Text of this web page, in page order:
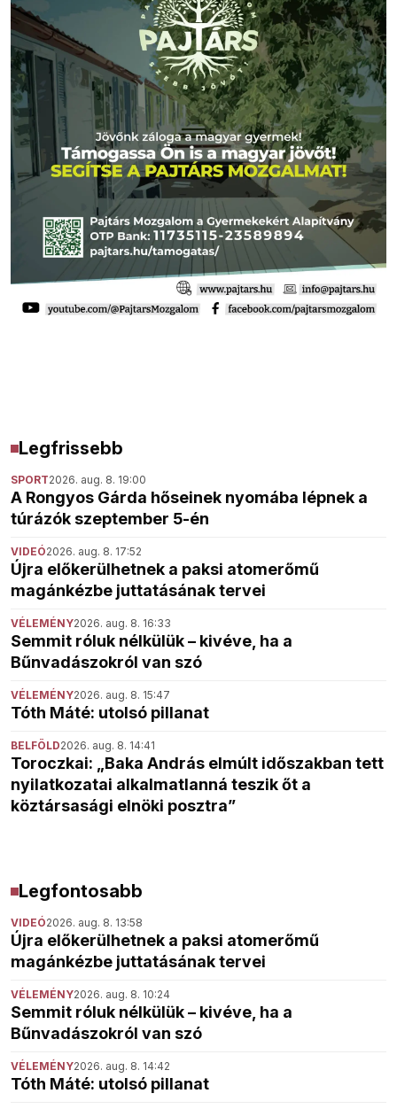
Legfrissebb
SPORT2026. aug. 8. 19:00
A Rongyos Gárda hőseinek nyomába lépnek a
túrázók szeptember 5-én
VIDEÓ2026. aug. 8. 17:52
Újra előkerülhetnek a paksi atomerőmű
magánkézbe juttatásának tervei
VÉLEMÉNY2026. aug. 8. 16:33
Semmit róluk nélkülük – kivéve, ha a
Bűnvadászokról van szó
VÉLEMÉNY2026. aug. 8. 15:47
Tóth Máté: utolsó pillanat
BELFÖLD2026. aug. 8. 14:41
Toroczkai: „Baka András elmúlt időszakban tett
nyilatkozatai alkalmatlanná teszik őt a
köztársasági elnöki posztra”
Legfontosabb
VIDEÓ2026. aug. 8. 13:58
Újra előkerülhetnek a paksi atomerőmű
magánkézbe juttatásának tervei
VÉLEMÉNY2026. aug. 8. 10:24
Semmit róluk nélkülük – kivéve, ha a
Bűnvadászokról van szó
VÉLEMÉNY2026. aug. 8. 14:42
Tóth Máté: utolsó pillanat